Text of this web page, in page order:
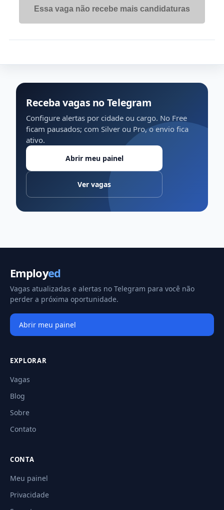
Essa vaga não recebe mais candidaturas
Receba vagas no Telegram
Configure alertas por cidade ou cargo. No Free
ficam pausados; com Silver ou Pro, o envio fica
ativo.
Abrir meu painel
Ver vagas
Employed
Vagas atualizadas e alertas no Telegram para você não
perder a próxima oportunidade.
Abrir meu painel
EXPLORAR
Vagas
Blog
Sobre
Contato
CONTA
Meu painel
Privacidade